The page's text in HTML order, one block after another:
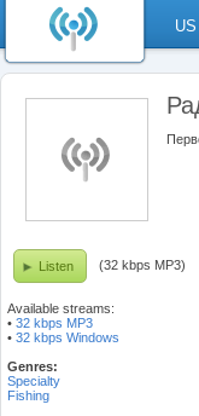
Listen (32 kbps MP3)
Available streams:
• 32 kbps MP3
• 32 kbps Windows
Genres:
Specialty
Fishing